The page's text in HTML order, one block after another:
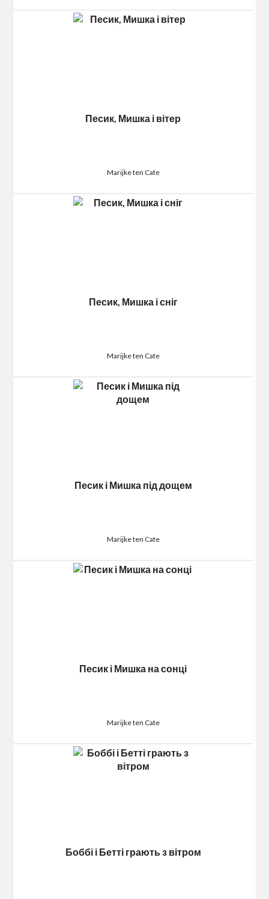
Песик, Мишка і вітер
Marijke ten Cate
Песик, Мишка і сніг
Marijke ten Cate
Песик і Мишка під дощем
Marijke ten Cate
Песик і Мишка на сонці
Marijke ten Cate
Боббі і Бетті грають з вітром